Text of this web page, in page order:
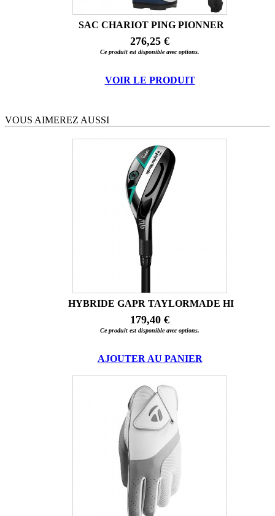
SAC CHARIOT PING PIONNER
276,25 €
Ce produit est disponible avec options.
VOIR LE PRODUIT
VOUS AIMEREZ AUSSI
HYBRIDE GAPR TAYLORMADE HI
179,40 €
Ce produit est disponible avec options.
AJOUTER AU PANIER